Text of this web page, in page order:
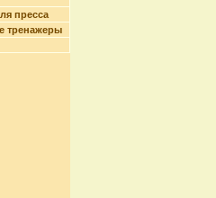
пресса
тренажеры